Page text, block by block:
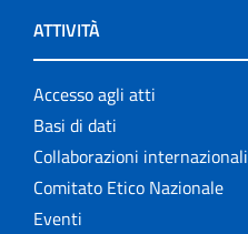
ATTIVITÀ
Accesso agli atti
Basi di dati
Collaborazioni internazionali
Comitato Etico Nazionale
Eventi